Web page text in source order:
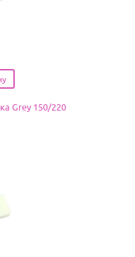
Grey 150/220